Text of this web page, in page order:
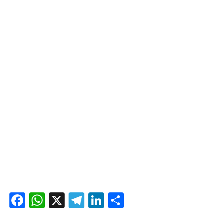
Facebook
WhatsApp
X Telegram
LinkedIn